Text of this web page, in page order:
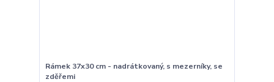
Rámek 37x30 cm - nadrátkovaný, s mezerníky, se
zděřemi